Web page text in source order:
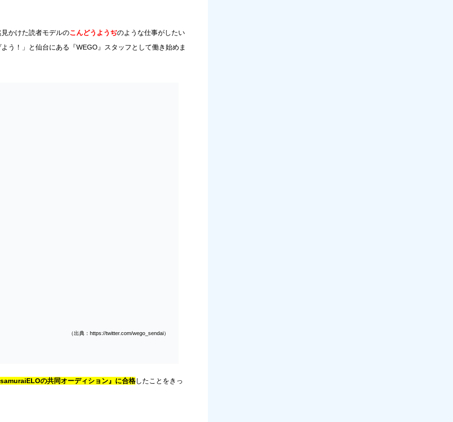
かけた読者モデルのこんどうようぢのような仕事がしたい
う！」と仙台にある『WEGO』スタッフとして働き始めま
（出典：https://twitter.com/wego_sendai）
の共同オーディション』に合格したことをきっ